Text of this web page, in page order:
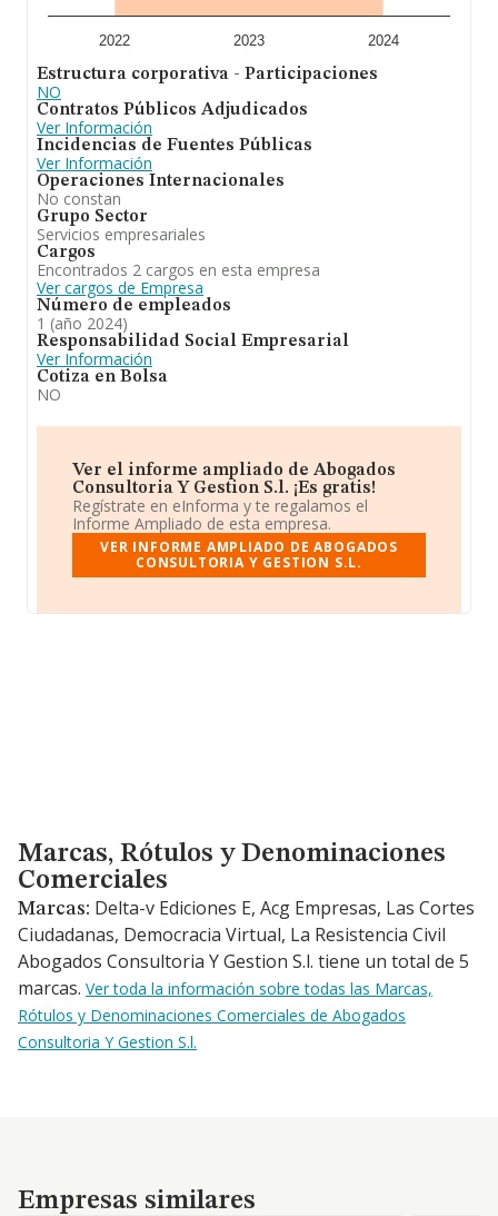
constitución es de 15 años. La media de empleados es
A modo de conclusión,Abogados Consultoría y
Gestión S.L
intermediación de toda clase de fincas rústicas y
urbanas, promoción y construcción sobre las mismas
de toda clase de edificaciones, su rehabilitacion, venta o
arrendamiento no financiero. Frente al 2023, en el
ranking nacional, de todas las empresas en España, la
empresa ha retrocedido. Ha experimentado un
retroceso en el ranking de su sector (Actividades
jurídicas).
2022 2023 2024
Estructura corporativa - Participaciones
NO
Contratos Públicos Adjudicados
Ver Información
Incidencias de Fuentes Públicas
Ver Información
Operaciones Internacionales
No constan
Grupo Sector
Servicios empresariales
Cargos
Encontrados 2 cargos en esta empresa
Ver cargos de Empresa
Número de empleados
1 (año 2024)
Responsabilidad Social Empresarial
Ver Información
Cotiza en Bolsa
NO
Ver el informe ampliado de Abogados
Consultoria Y Gestion S.l. ¡Es gratis!
Regístrate en eInforma y te regalamos el
Informe Ampliado de esta empresa.
VER INFORME AMPLIADO DE ABOGADOS
CONSULTORIA Y GESTION S.L.
Marcas, Rótulos y Denominaciones Comerciales
Marcas, Rótulos y Denominaciones
Comerciales
Marcas: Delta-v Ediciones E, Acg Empresas, Las Cortes
Ciudadanas, Democracia Virtual, La Resistencia Civil
Abogados Consultoria Y Gestion S.l. tiene un total de 5
marcas. Ver toda la información sobre todas las Marcas,
Rótulos y Denominaciones Comerciales de Abogados
Consultoria Y Gestion S.l.
Empresas similares
Empresas similares